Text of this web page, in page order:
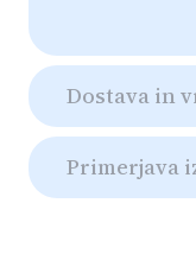
Dostava in
Primerjava